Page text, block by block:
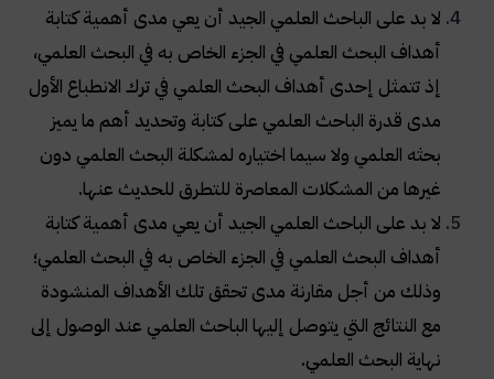
لا بد على الباحث العلمي الجيد أن يعي مدى أهمية كتابة
أهداف البحث العلمي في الجزء الخاص به في البحث العلمي،
إذ تتمثل إحدى أهداف البحث العلمي في ترك الانطباع الأول
مدى قدرة الباحث العلمي على كتابة وتحديد أهم ما يميز
بحثه العلمي ولا سيما اختياره لمشكلة البحث العلمي دون
غيرها من المشكلات المعاصرة للتطرق للحديث عنها.
لا بد على الباحث العلمي الجيد أن يعي مدى أهمية كتابة
أهداف البحث العلمي في الجزء الخاص به في البحث العلمي؛
وذلك من أجل مقارنة مدى تحقق تلك الأهداف المنشودة
مع النتائج التي يتوصل إليها الباحث العلمي عند الوصول إلى
نهاية البحث العلمي.